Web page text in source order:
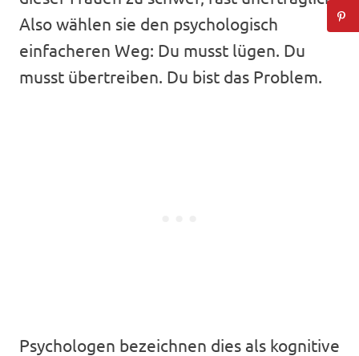
Also wählen sie den psychologisch
einfacheren Weg: Du musst lügen. Du
musst übertreiben. Du bist das Problem.
Psychologen bezeichnen dies als kognitive